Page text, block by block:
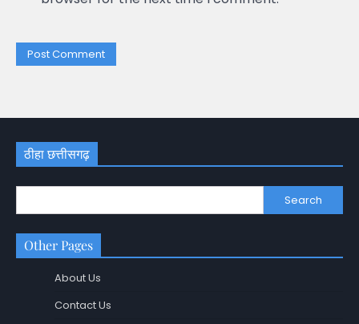
ठीहा छत्तीसगढ़
Search
Other Pages
About Us
Contact Us